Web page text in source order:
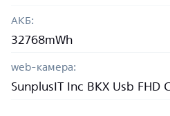
АКБ:
32768mWh
web-камера:
SunplusIT Inc BKX Usb FHD